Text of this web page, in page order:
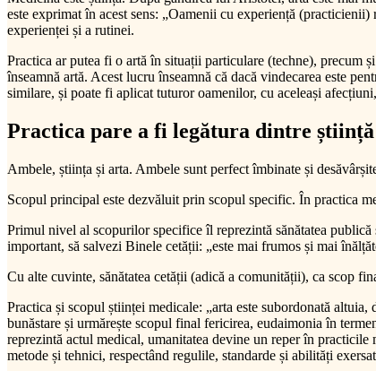
este exprimat în acest sens: „Oamenii cu experiență
experienței și a rutinei.
Practica ar putea fi o artă în situații particulare (techne), precum
înseamnă artă. Acest lucru înseamnă că dacă vindecarea este
similare, și poate fi aplicat tuturor oamenilor, cu aceleași
Practica pare a fi legătura dintre
Ambele, știința și arta. Ambele sunt perfect îmbinate și
Scopul principal este dezvăluit prin scopul specific. În practica
Primul nivel al scopurilor specifice îl reprezintă sănătatea
important, să salvezi Binele cetății: „este mai frumos și mai
Cu alte cuvinte, sănătatea cetății (adică a comunității), ca scop
Practica și scopul științei medicale: „arta este subordonată
bunăstare și urmărește scopul final fericirea, eudaimonia în
reprezintă actul medical, umanitatea devine un reper în
metode și tehnici, respectând regulile, standarde și abilități